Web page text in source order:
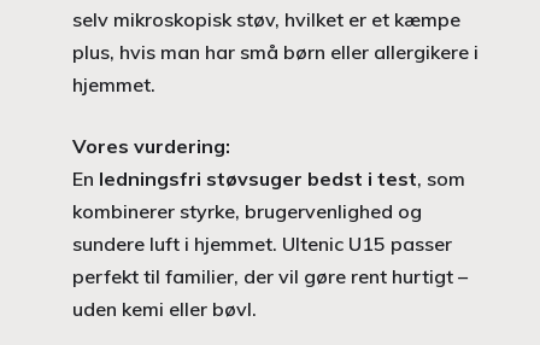
selv mikroskopisk støv, hvilket er et kæmpe
plus, hvis man har små børn eller allergikere i
hjemmet.
Vores vurdering:
En ledningsfri støvsuger bedst i test, som
kombinerer styrke, brugervenlighed og
sundere luft i hjemmet. Ultenic U15 passer
perfekt til familier, der vil gøre rent hurtigt –
uden kemi eller bøvl.